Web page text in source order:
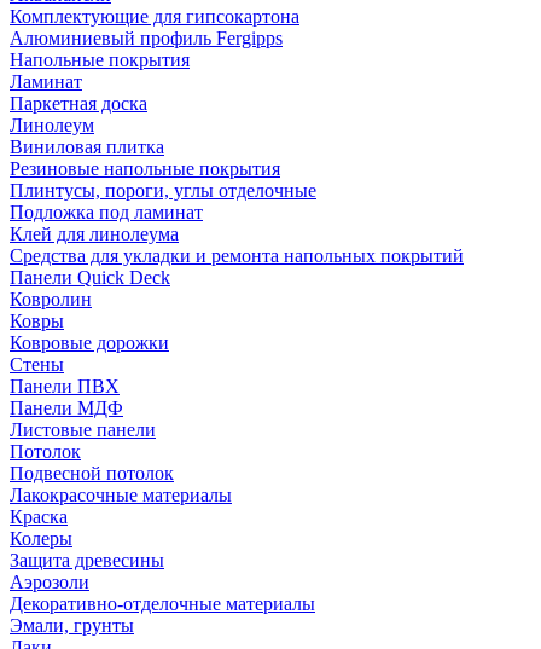
Комплектующие для гипсокартона
Алюминиевый профиль Fergipps
Напольные покрытия
Ламинат
Паркетная доска
Линолеум
Виниловая плитка
Резиновые напольные покрытия
Плинтусы, пороги, углы отделочные
Подложка под ламинат
Клей для линолеума
Средства для укладки и ремонта напольных покрытий
Панели Quick Deck
Ковролин
Ковры
Ковровые дорожки
Стены
Панели ПВХ
Панели МДФ
Листовые панели
Потолок
Подвесной потолок
Лакокрасочные материалы
Краска
Колеры
Защита древесины
Аэрозоли
Декоративно-отделочные материалы
Эмали, грунты